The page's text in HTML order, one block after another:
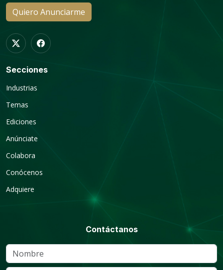
Quiero Anunciarme
Secciones
Industrias
Temas
Ediciones
Anúnciate
Colabora
Conócenos
Adquiere
Contáctanos